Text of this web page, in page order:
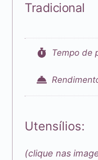
Tradicional
Tempo de
Utensílios:
(clique nas